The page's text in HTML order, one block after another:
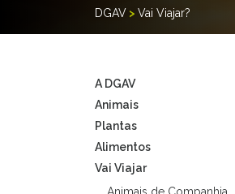
DGAV > Vai Viajar?
A DGAV
Animais
Plantas
Alimentos
Vai Viajar